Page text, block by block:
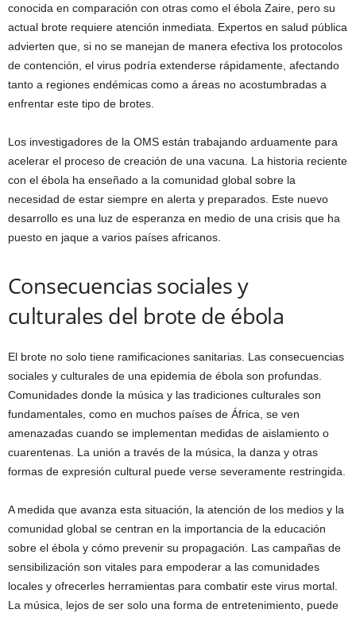
conocida en comparación con otras como el ébola Zaire, pero su
actual brote requiere atención inmediata. Expertos en salud pública
advierten que, si no se manejan de manera efectiva los protocolos
de contención, el virus podría extenderse rápidamente, afectando
tanto a regiones endémicas como a áreas no acostumbradas a
enfrentar este tipo de brotes.
Los investigadores de la OMS están trabajando arduamente para
acelerar el proceso de creación de una vacuna. La historia reciente
con el ébola ha enseñado a la comunidad global sobre la
necesidad de estar siempre en alerta y preparados. Este nuevo
desarrollo es una luz de esperanza en medio de una crisis que ha
puesto en jaque a varios países africanos.
Consecuencias sociales y
culturales del brote de ébola
El brote no solo tiene ramificaciones sanitarias. Las consecuencias
sociales y culturales de una epidemia de ébola son profundas.
Comunidades donde la música y las tradiciones culturales son
fundamentales, como en muchos países de África, se ven
amenazadas cuando se implementan medidas de aislamiento o
cuarentenas. La unión a través de la música, la danza y otras
formas de expresión cultural puede verse severamente restringida.
A medida que avanza esta situación, la atención de los medios y la
comunidad global se centran en la importancia de la educación
sobre el ébola y cómo prevenir su propagación. Las campañas de
sensibilización son vitales para empoderar a las comunidades
locales y ofrecerles herramientas para combatir este virus mortal.
La música, lejos de ser solo una forma de entretenimiento, puede